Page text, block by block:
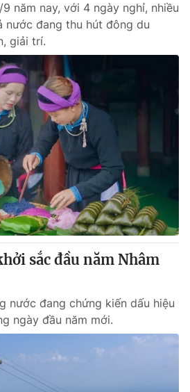
năm nay, với 4 ngày nghỉ, nhiều
nước đang thu hút đông du
giải trí.
sắc đầu năm Nhâm
nước đang chứng kiến dấu hiệu
ngày đầu năm mới.